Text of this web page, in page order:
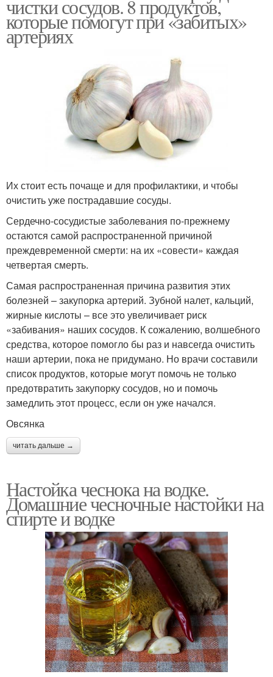
чистки сосудов. 8 продуктов,
которые помогут при «забитых»
артериях
Их стоит есть почаще и для профилактики, и чтобы
очистить уже пострадавшие сосуды.
Сердечно-сосудистые заболевания по-прежнему
остаются самой распространенной причиной
преждевременной смерти: на их «совести» каждая
четвертая смерть.
Самая распространенная причина развития этих
болезней – закупорка артерий. Зубной налет, кальций,
жирные кислоты – все это увеличивает риск
«забивания» наших сосудов. К сожалению, волшебного
средства, которое помогло бы раз и навсегда очистить
наши артерии, пока не придумано. Но врачи составили
список продуктов, которые могут помочь не только
предотвратить закупорку сосудов, но и помочь
замедлить этот процесс, если он уже начался.
Овсянка
читать дальше →
Настойка чеснока на водке.
Домашние чесночные настойки на
спирте и водке